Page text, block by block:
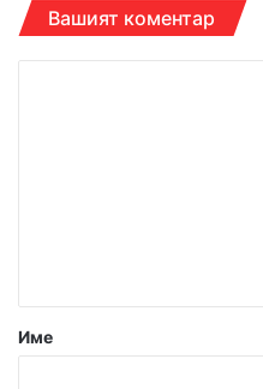
Вашият коментар
р
Име